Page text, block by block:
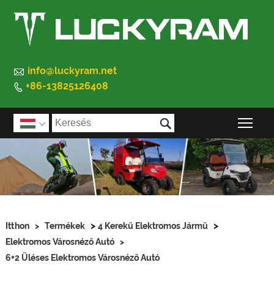
 info@luckyram.net
 +86-13825126408
 
Itthon > Termékek > 4 Kerekű Elektromos Jármű >
Elektromos Városnéző Autó >
6+2 Üléses Elektromos Városnéző Autó